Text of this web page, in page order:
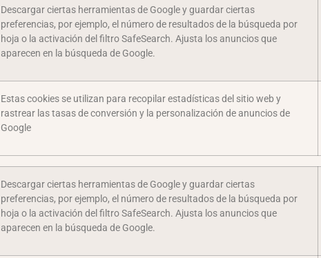
Descargar ciertas herramientas de Google y guardar ciertas
preferencias, por ejemplo, el número de resultados de la búsqueda por
hoja o la activación del filtro SafeSearch. Ajusta los anuncios que
aparecen en la búsqueda de Google.
Estas cookies se utilizan para recopilar estadísticas del sitio web y
rastrear las tasas de conversión y la personalización de anuncios de
Google
Descargar ciertas herramientas de Google y guardar ciertas
preferencias, por ejemplo, el número de resultados de la búsqueda por
hoja o la activación del filtro SafeSearch. Ajusta los anuncios que
aparecen en la búsqueda de Google.